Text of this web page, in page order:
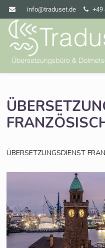
info@traduset.de +49
ÜBERSETZUNGSDIENST